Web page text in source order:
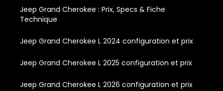
Jeep Grand Cherokee : Prix, Specs & Fiche
Technique
Jeep Grand Cherokee L 2024 configuration et prix
Jeep Grand Cherokee L 2025 configuration et prix
Jeep Grand Cherokee L 2026 configuration et prix